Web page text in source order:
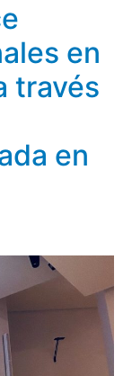
en
través
en